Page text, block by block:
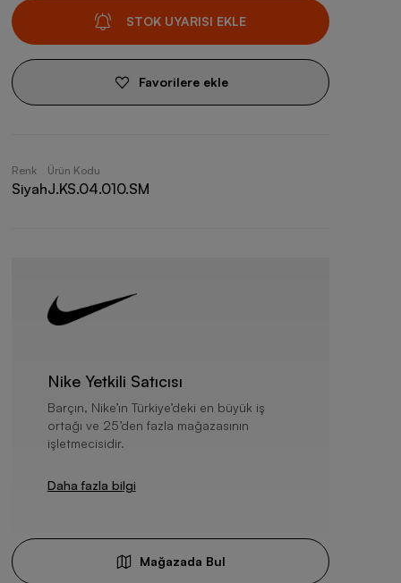
STOK UYARISI EKLE
Favorilere ekle
Renk
Siyah
Ürün Kodu
J.KS.04.010.SM
Nike Yetkili Satıcısı
Barçın, Nike’ın Türkiye’deki en büyük iş
ortağı ve 25’den fazla mağazasının
işletmecisidir.
Daha fazla bilgi
Mağazada Bul